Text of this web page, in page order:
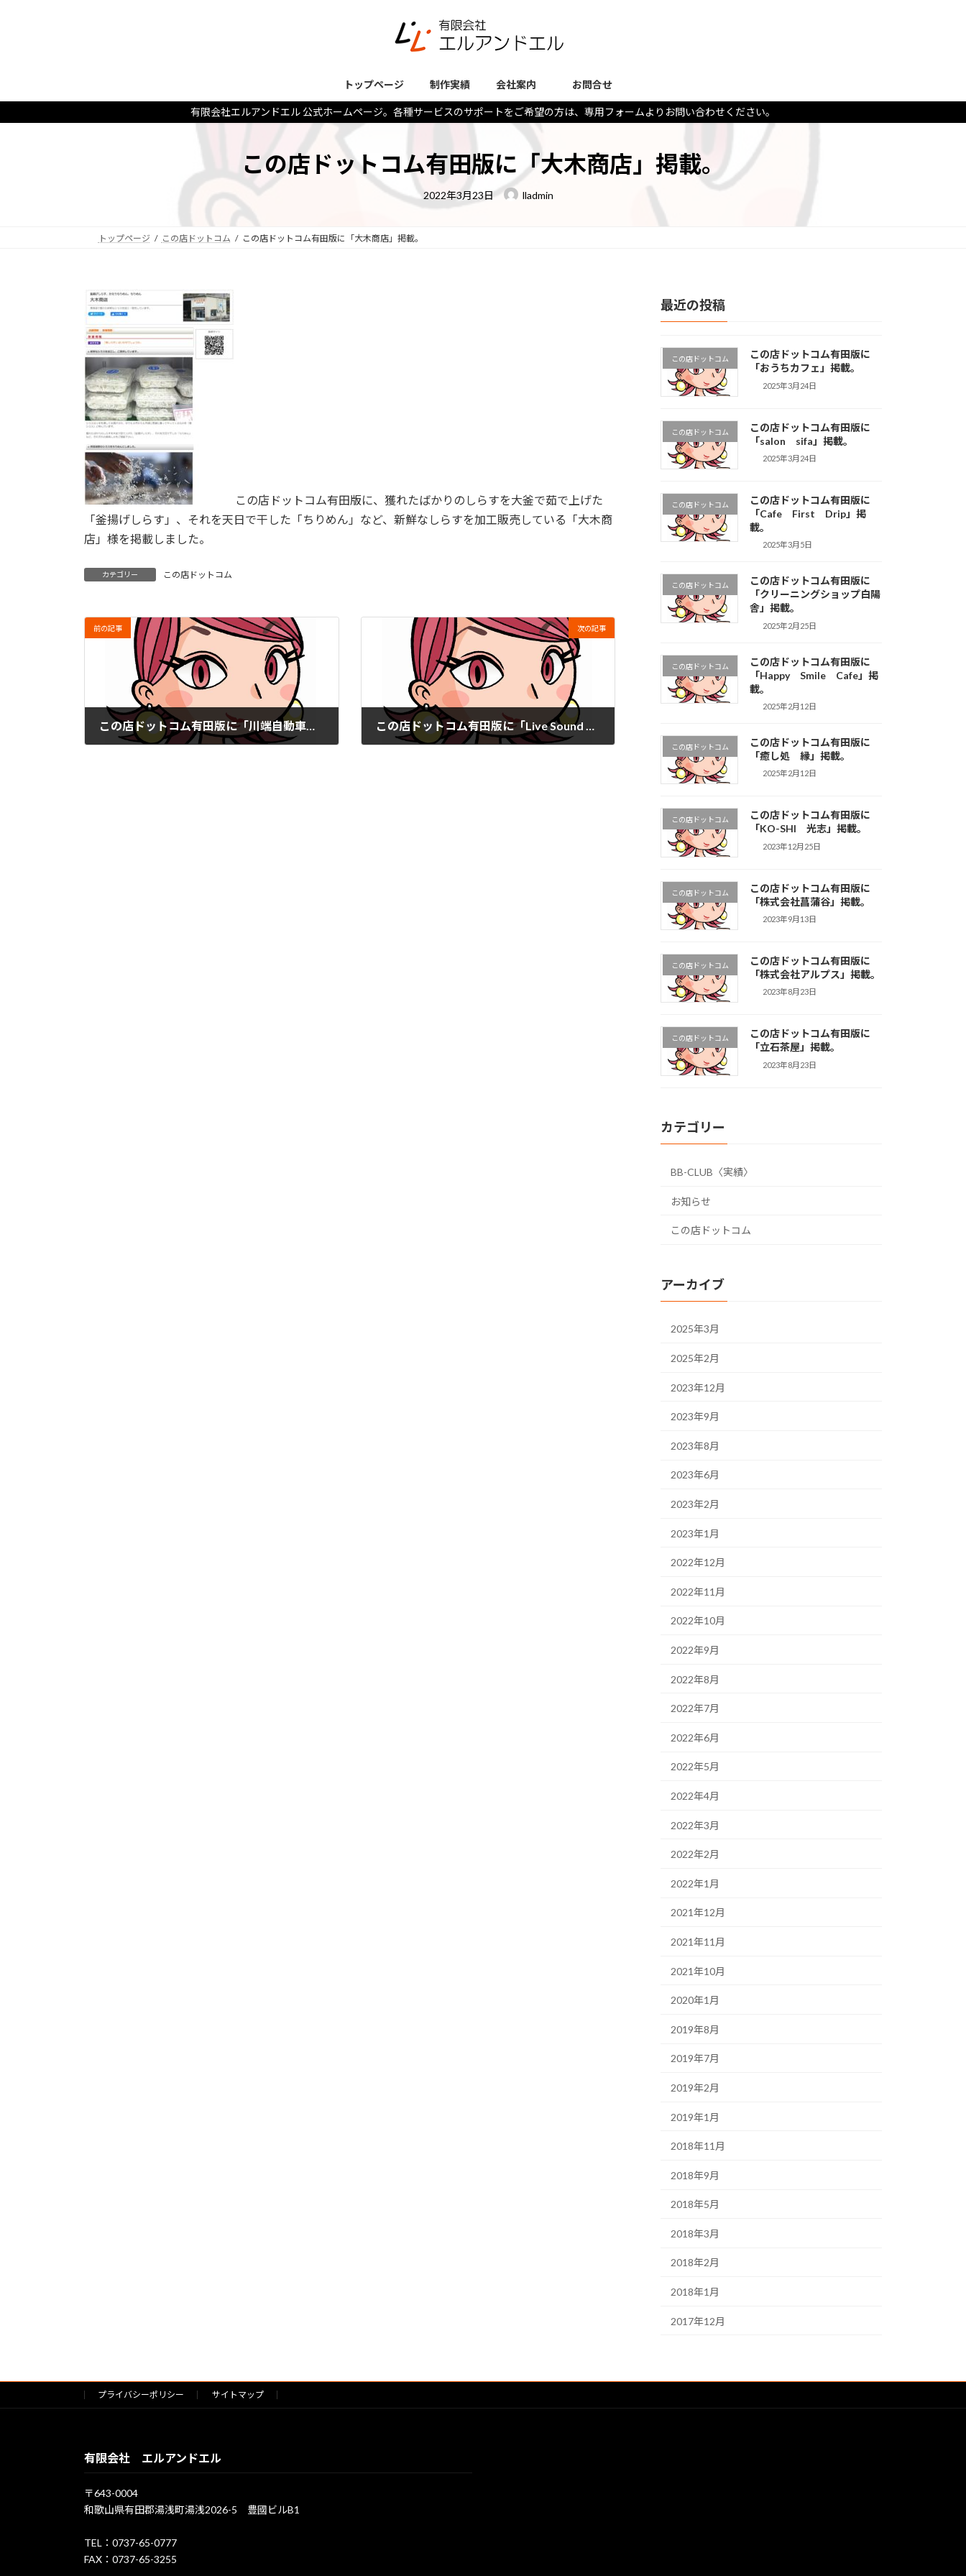
トップページ 制作実績 会社案内 お問合せ
有限会社エルアンドエル 公式ホームページ。各種サービスのサポートをご希望の方は、専用フォームよりお問い合わせください。
この店ドットコム有田版に「大木商店」掲載。
最
終
更
2022年3月23日 lladmin
トップページ この店ドットコム この店ドットコム有田版に「大木商店」掲載。
この店ドットコム有田版に、獲れたばかりのしらすを大釜で茹で上げた
「釜揚げしらす」、それを天日で干した「ちりめん」など、新鮮なしらすを加工販売している「大木商
店」様を掲載しました。
カテゴリー この店ドットコム
前の記事 次の記事
最近の投稿
この店ドットコム
この店ドットコム有田版に
「おうちカフェ」掲載。
2025年3月24日
この店ドットコム
この店ドットコム有田版に
「salon sifa」掲載。
2025年3月24日
この店ドットコム
この店ドットコム有田版に
「Cafe First Drip」掲
載。
2025年3月5日
この店ドットコム
この店ドットコム有田版に
「クリーニングショップ白陽
舎」掲載。
2025年2月25日
この店ドットコム
この店ドットコム有田版に
「Happy Smile Cafe」掲
載。
2025年2月12日
この店ドットコム
この店ドットコム有田版に
「癒し処 縁」掲載。
2025年2月12日
この店ドットコム
この店ドットコム有田版に
「KO-SHI 光志」掲載。
2023年12月25日
この店ドットコム
この店ドットコム有田版に
「株式会社菖蒲谷」掲載。
2023年9月13日
この店ドットコム
この店ドットコム有田版に
「株式会社アルプス」掲載。
2023年8月23日
この店ドットコム
この店ドットコム有田版に
「立石茶屋」掲載。
2023年8月23日
カテゴリー
BB-CLUB〈実績〉
お知らせ
この店ドットコム
アーカイブ
2025年3月
2025年2月
2023年12月
2023年9月
2023年8月
2023年6月
2023年2月
2023年1月
2022年12月
2022年11月
2022年10月
2022年9月
2022年8月
2022年7月
2022年6月
2022年5月
2022年4月
2022年3月
2022年2月
2022年1月
2021年12月
2021年11月
2021年10月
2020年1月
2019年8月
2019年7月
2019年2月
2019年1月
2018年11月
2018年9月
2018年5月
2018年3月
2018年2月
2018年1月
2017年12月
プライバシーポリシー サイトマップ
有限会社 エルアンドエル
〒643-0004
和歌山県有田郡湯浅町湯浅2026-5 豊國ビルB1
TEL：0737-65-0777
FAX：0737-65-3255